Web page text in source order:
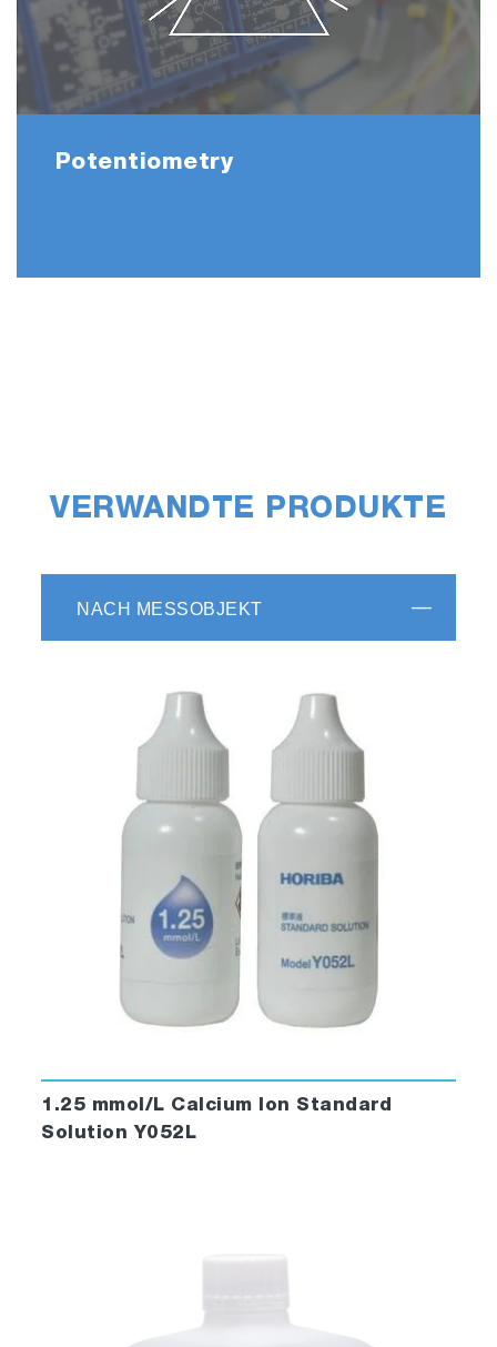
Potentiometry
VERWANDTE PRODUKTE
NACH MESSOBJEKT
1.25 mmol/L Calcium Ion Standard
Solution Y052L